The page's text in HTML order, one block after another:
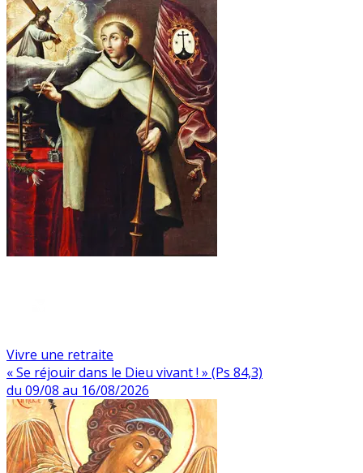
Vivre une retraite
« Se réjouir dans le Dieu vivant ! » (Ps 84,3)
du 09/08 au 16/08/2026